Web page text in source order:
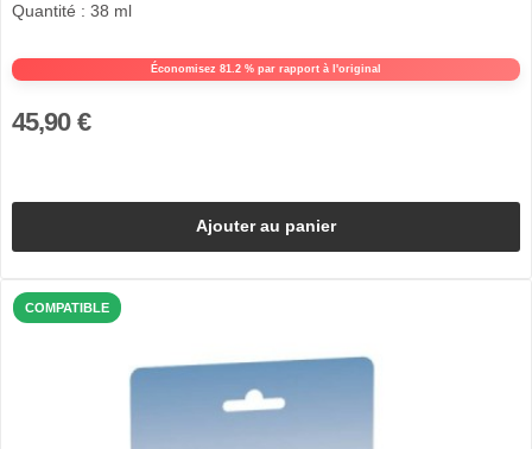
Économisez 81.2 % par rapport à l'original
Quantité : 38 ml
45,90 €
Ajouter au panier
COMPATIBLE